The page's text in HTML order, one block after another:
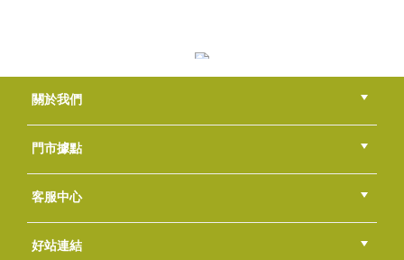
關於我們
公司簡介
品牌故事
最新消息
隱私權聲明
版權聲明
門市據點
總部
北區
中區
南區
東區
海外
客服中心
會員等級
購物流程
訂單查詢
常見問題
海外訂購流程
連絡我們
下載專區
紅利點數
好站連結